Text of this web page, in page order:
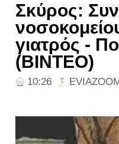
Σκύρος:
γιατρός -
(ΒΙΝΤΕΟ)
10:26